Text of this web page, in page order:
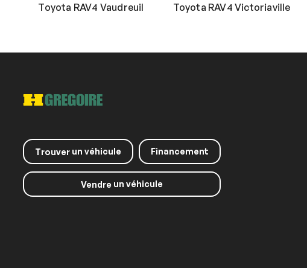
Toyota RAV4 Vaudreuil
Toyota RAV4 Victoriaville
Trouver un véhicule Financement
Vendre un véhicule